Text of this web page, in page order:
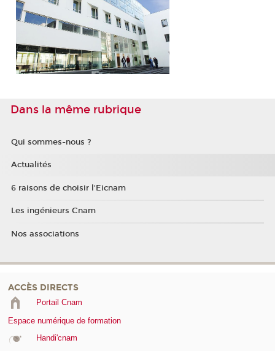
Dans la même rubrique
Qui sommes-nous ?
Actualités
6 raisons de choisir l'Eicnam
Les ingénieurs Cnam
Nos associations
ACCÈS DIRECTS
Portail Cnam
Espace numérique de formation
Handi'cnam